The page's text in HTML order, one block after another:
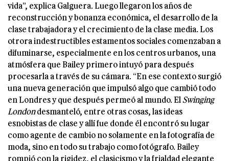
vida”, explica Galguera. Luego llegaron los años de
reconstrucción y bonanza económica, el desarrollo de la
clase trabajadora y el crecimiento de la clase media. Los
otrora indestructibles estamentos sociales comenzaban a
difuminarse, especialmente en los centros urbanos, una
atmósfera que Bailey primero intuyó para después
procesarla a través de su cámara. “En ese contexto surgió
una nueva generación que impulsó algo que cambió todo
en Londres y que después permeó al mundo. El Swinging
Londondesmanteló, entre otras cosas, las ideas
esnobistas de clase y allí fue donde él encontró su lugar
como agente de cambio no solamente en la fotografía de
moda, sino en todo su trabajo como fotógrafo. Bailey
rompió con la rigidez, el clasicismo y la frialdad elegante